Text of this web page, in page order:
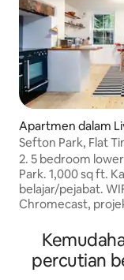
Apartmen dalam
Sefton Park, Flat
yang Luas
2. 5 bedroom
Park. 1,000 sq ft.
belajar/pejabat.
Chromecast,
kedai makan
sofabed IKEA
dapur elektrik.
percutian